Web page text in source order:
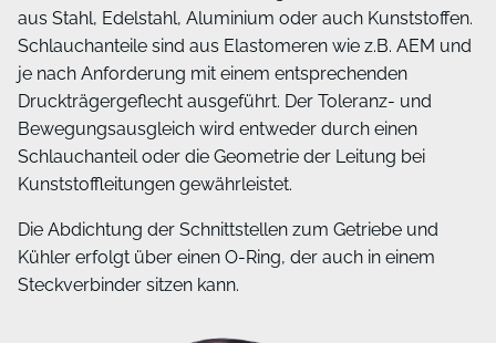
aus Stahl, Edelstahl, Aluminium oder auch Kunststoffen.
Schlauchanteile sind aus Elastomeren wie z.B. AEM und
je nach Anforderung mit einem entsprechenden
Druckträgergeflecht ausgeführt. Der Toleranz- und
Bewegungsausgleich wird entweder durch einen
Schlauchanteil oder die Geometrie der Leitung bei
Kunststoffleitungen gewährleistet.
Die Abdichtung der Schnittstellen zum Getriebe und
Kühler erfolgt über einen O-Ring, der auch in einem
Steckverbinder sitzen kann.